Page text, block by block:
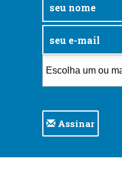
Assinar